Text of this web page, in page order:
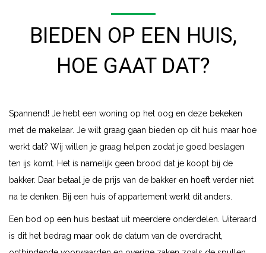
BIEDEN OP EEN HUIS,
HOE GAAT DAT?
Spannend! Je hebt een woning op het oog en deze bekeken
met de makelaar. Je wilt graag gaan bieden op dit huis maar hoe
werkt dat? Wij willen je graag helpen zodat je goed beslagen
ten ijs komt. Het is namelijk geen brood dat je koopt bij de
bakker. Daar betaal je de prijs van de bakker en hoeft verder niet
na te denken. Bij een huis of appartement werkt dit anders.
Een bod op een huis bestaat uit meerdere onderdelen. Uiteraard
is dit het bedrag maar ook de datum van de overdracht,